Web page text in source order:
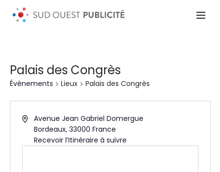
Palais des Congrès
Évènements Lieux Palais des Congrès
Avenue Jean Gabriel Domergue
Bordeaux, 33000 France
Recevoir l’Itinéraire à suivre